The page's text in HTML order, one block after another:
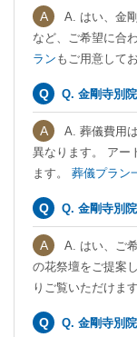
A. はい、金
など、ご希望に合
ラン もご用意して
Q. 金剛寺別
A. 葬儀費用
異なります。 アー
ます。 葬儀プラン
Q. 金剛寺別
A. はい、ご
の花祭壇をご提案
りご覧いただけます
Q. 金剛寺別